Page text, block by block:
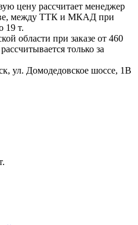
цену рассчитает менеджер
между ТТК и МКАД при
19 т.
области при заказе от 460
только за
ул. Домодедовское шоссе, 1В